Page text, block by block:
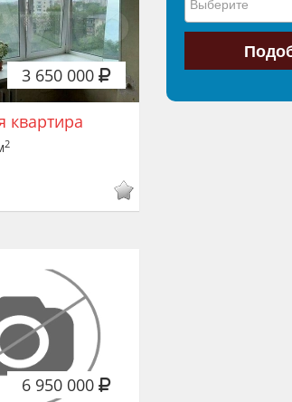
3 650 000
квартира
2
6 950 000